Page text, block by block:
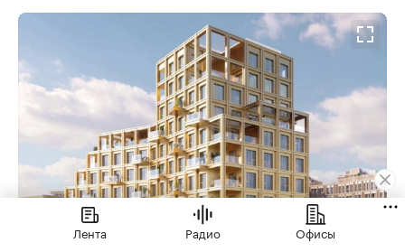
Лента Радио Офисы